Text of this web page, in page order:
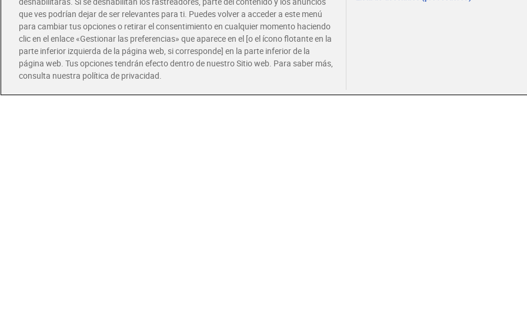
Ofertas
9,99 € (12,49 €/KILO)
Añadir
que ves podrían dejar de ser relevantes para ti. Puedes volver a acceder a este menú
para cambiar tus opciones o retirar el consentimiento en cualquier momento haciendo
clic en el enlace «Gestionar las preferencias» que aparece en el [o el ícono flotante en la
parte inferior izquierda de la página web, si corresponde] en la parte inferior de la
página web. Tus opciones tendrán efecto dentro de nuestro Sitio web. Para saber más,
consulta nuestra política de privacidad.